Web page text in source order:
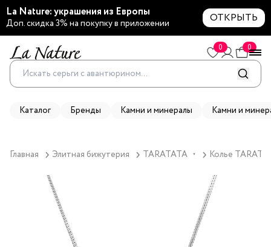
La Nature: украшения из Европы
Доп. скидка 3% на покупку в приложении ОТКРЫТЬ
0 0
Каталог Бренды Камни и минералы Камни и
Главная Элитная бижутерия TARATATA ▼ Колье